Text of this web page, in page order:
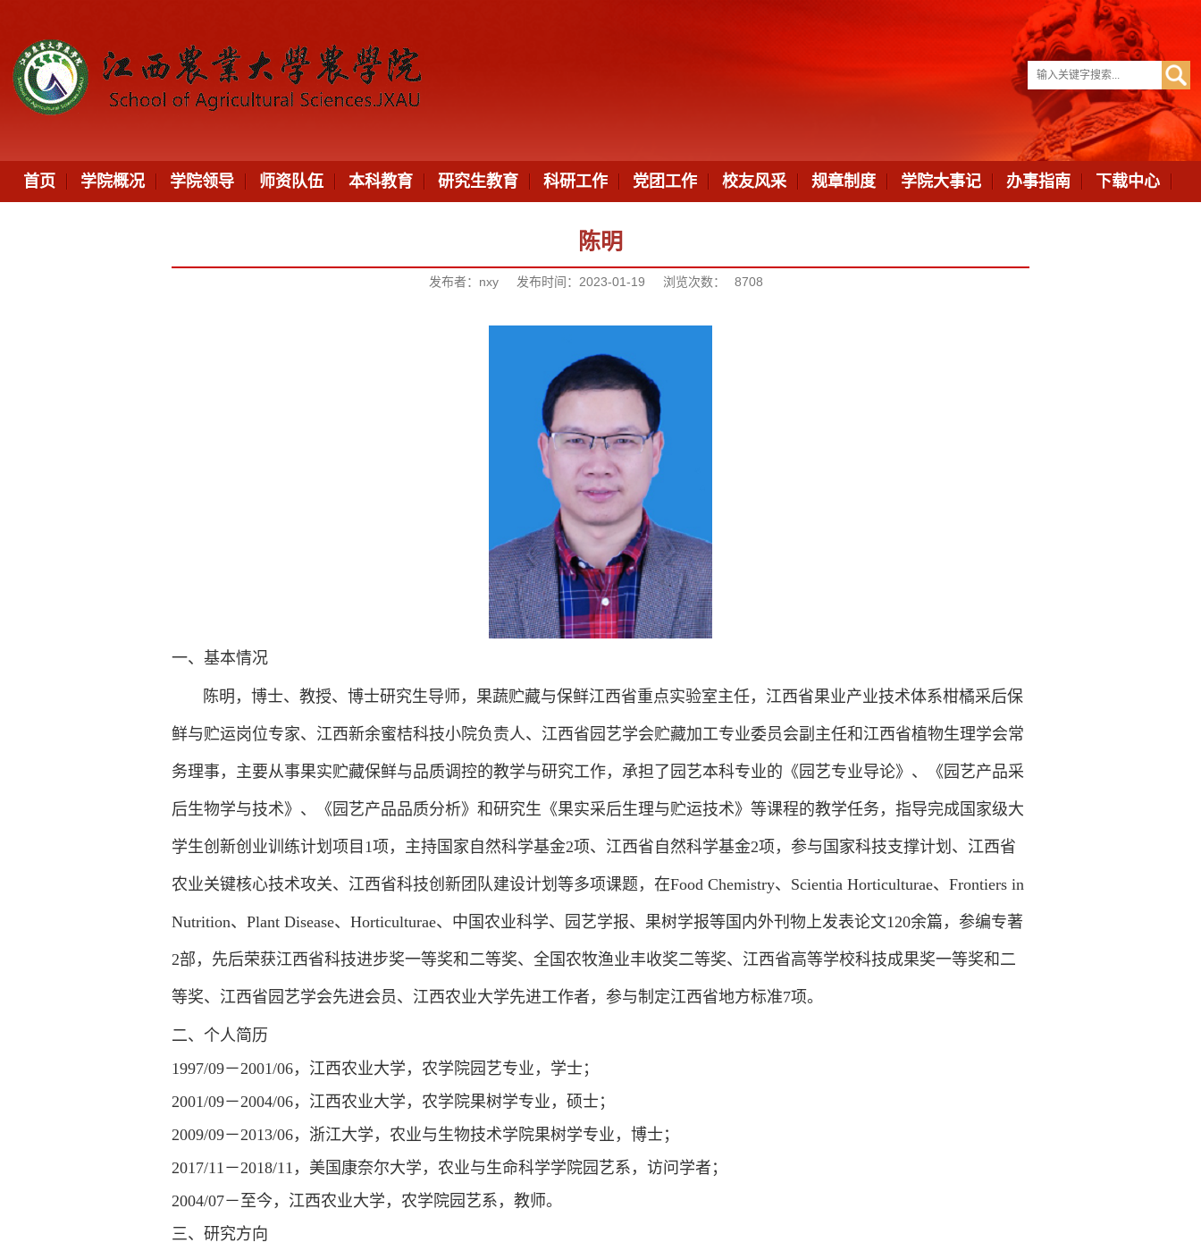
首页 学院概况 学院领导 师资队伍 本科教育 研究生教育 科研工作 党团工作 校友风采 规章制度 学院大事记 办事指南 下载中心
陈明
发布者：nxy 发布时间：2023-01-19 浏览次数： 8708
一、基本情况
陈明，博士、教授、博士研究生导师，果蔬贮藏与保鲜江西省重点实验室主任，江西省果业产业技术体系柑橘采后保
鲜与贮运岗位专家、江西新余蜜桔科技小院负责人、江西省园艺学会贮藏加工专业委员会副主任和江西省植物生理学会常
务理事，主要从事果实贮藏保鲜与品质调控的教学与研究工作，承担了园艺本科专业的《园艺专业导论》、《园艺产品采
后生物学与技术》、《园艺产品品质分析》和研究生《果实采后生理与贮运技术》等课程的教学任务，指导完成国家级大
学生创新创业训练计划项目1项，主持国家自然科学基金2项、江西省自然科学基金2项，参与国家科技支撑计划、江西省
农业关键核心技术攻关、江西省科技创新团队建设计划等多项课题，在Food Chemistry、Scientia Horticulturae、Frontiers in
Nutrition、Plant Disease、Horticulturae、中国农业科学、园艺学报、果树学报等国内外刊物上发表论文120余篇，参编专著
2部，先后荣获江西省科技进步奖一等奖和二等奖、全国农牧渔业丰收奖二等奖、江西省高等学校科技成果奖一等奖和二
等奖、江西省园艺学会先进会员、江西农业大学先进工作者，参与制定江西省地方标准7项。
二、个人简历
1997/09－2001/06，江西农业大学，农学院园艺专业，学士；
2001/09－2004/06，江西农业大学，农学院果树学专业，硕士；
2009/09－2013/06，浙江大学，农业与生物技术学院果树学专业，博士；
2017/11－2018/11，美国康奈尔大学，农业与生命科学学院园艺系，访问学者；
2004/07－至今，江西农业大学，农学院园艺系，教师。
三、研究方向